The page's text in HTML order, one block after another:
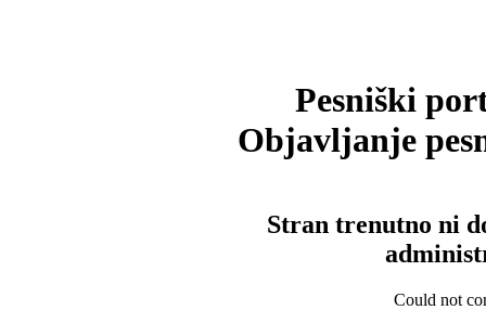
Pesniški
Objavljanje
Stran trenutno ni
Could not